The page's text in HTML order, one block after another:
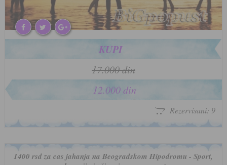
KUPI
17.000 din
12.000 din
Rezervisani: 9
1400 rsd za cas jahanja na Beogradskom Hipodromu - Sport,